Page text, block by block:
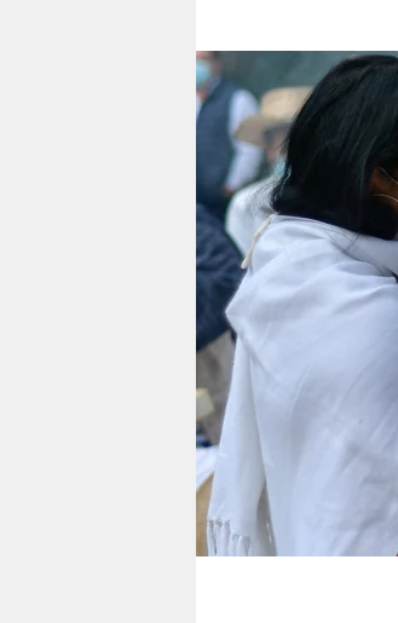
berlin
nord
wahrheit
verlag
verlag
veranstaltungen
shop
fragen & hilfe
unterstützen
abo
genossenschaft